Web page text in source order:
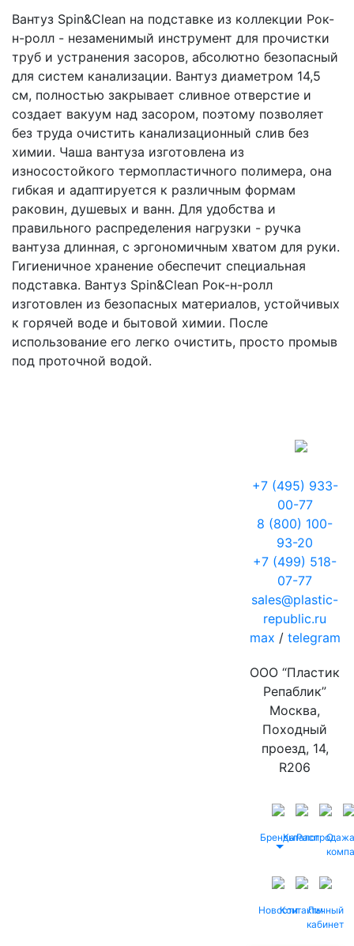
Вантуз Spin&Clean на подставке из коллекции Рок-
н-ролл - незаменимый инструмент для прочистки
труб и устранения засоров, абсолютно безопасный
для систем канализации. Вантуз диаметром 14,5
см, полностью закрывает сливное отверстие и
создает вакуум над засором, поэтому позволяет
без труда очистить канализационный слив без
химии. Чаша вантуза изготовлена из
износостойкого термопластичного полимера, она
гибкая и адаптируется к различным формам
раковин, душевых и ванн. Для удобства и
правильного распределения нагрузки - ручка
вантуза длинная, с эргономичным хватом для руки.
Гигиеничное хранение обеспечит специальная
подставка. Вантуз Spin&Clean Рок-н-ролл
изготовлен из безопасных материалов, устойчивых
к горячей воде и бытовой химии. После
использование его легко очистить, просто промыв
под проточной водой.
+7 (495) 933-
00-77
8 (800) 100-
93-20
+7 (499) 518-
07-77
sales@plastic-
republic.ru
max / telegram
ООО “Пластик
Репаблик”
Москва,
Походный
проезд, 14,
R206
БрендыКаталог
Распродажа
О
НовостиКонтактыЛичный
кабинет